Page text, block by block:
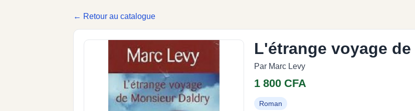
← Retour au catalogue
L'étrange voyage
Par Marc Levy
1 800 CFA
Roman